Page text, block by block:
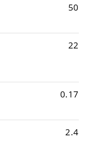
50
22
0.17
2.4